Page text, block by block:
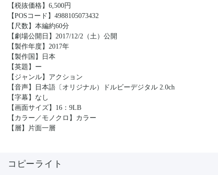
【税抜価格】6,500円
【POSコード】4988105073432
【尺数】本編約60分
【劇場公開日】2017/12/2（土）公開
【製作年度】2017年
【製作国】日本
【英題】ー
【ジャンル】アクション
【音声】日本語〔オリジナル）ドルビーデジタル 2.0ch
【字幕】なし
【画面サイズ】16：9LB
【カラー／モノクロ】カラー
【層】片面一層
コピーライト